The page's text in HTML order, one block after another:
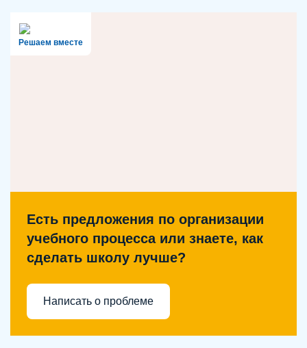
Решаем вместе
Есть предложения по организации
учебного процесса или знаете, как
сделать школу лучше?
Написать о проблеме